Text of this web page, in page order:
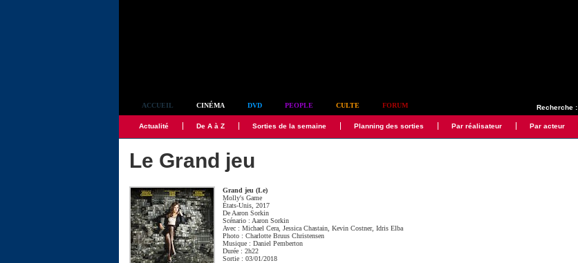
Recherche :
ACCUEIL CINÉMA DVD PEOPLE CULTE FORUM
Actualité De A à Z Sorties de la semaine Planning des sorties Par réalisateur Par acteur
Le Grand jeu
Grand jeu (Le)
Molly's Game
États-Unis, 2017
De Aaron Sorkin
Scénario : Aaron Sorkin
Avec :Michael Cera ,Jessica Chastain ,Kevin Costner,Idris Elba
Photo :Charlotte Bruus Christensen
Musique :Daniel Pemberton
Durée : 2h22
Sortie : 03/01/2018